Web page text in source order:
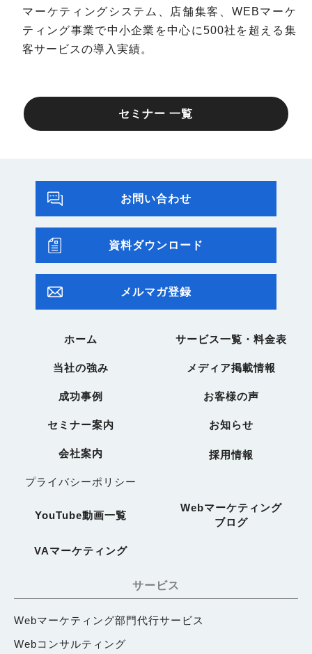
マーケティングシステム、店舗集客、WEBマーケ
ティング事業で中小企業を中心に500社を超える集
客サービスの導入実績。
セミナー 一覧
お問い合わせ
資料ダウンロード
メルマガ登録
ホーム サービス一覧・料金表
当社の強み メディア掲載情報
成功事例 お客様の声
セミナー案内 お知らせ
会社案内 採用情報
プライバシーポリシー
YouTube動画一覧
Webマーケティング
ブログ
VAマーケティング
サービス
Webマーケティング部門代行サービス
Webコンサルティング